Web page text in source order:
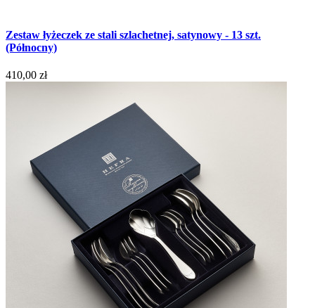
Zestaw łyżeczek ze stali szlachetnej, satynowy - 13 szt.
(Północny)
410,00 zł